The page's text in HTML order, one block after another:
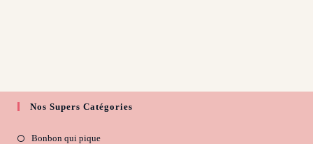
Nos Supers Catégories
Bonbon qui pique